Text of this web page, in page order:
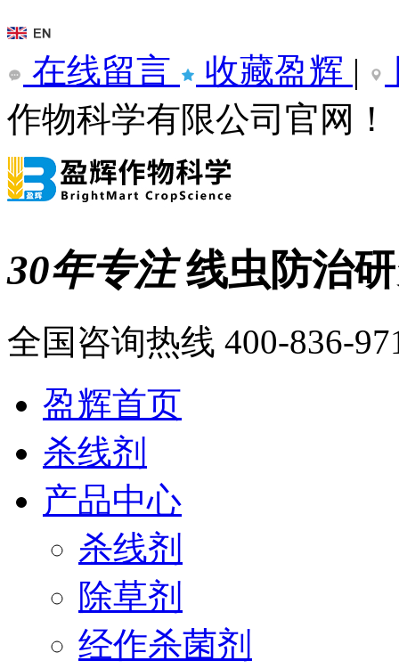
在线留言 收藏盈辉 |
作物科学有限公司官网！
30年专注线虫防治
全国咨询热线 400-836-
盈辉首页
杀线剂
产品中心
杀线剂
除草剂
经作杀菌剂